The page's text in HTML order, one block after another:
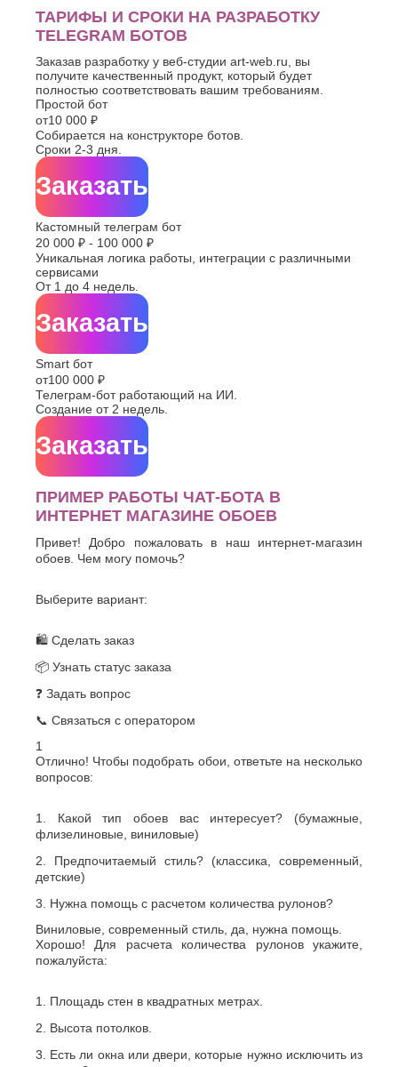
Москва
Мурманск
Муром
Мытищи
Н
Набережные
Челны
Нальчик
Невинномысск
Нефтекамск
Ш
Э
Электросталь
Энгельс
Я
Ялта
Ярославль
ТАРИФЫ И СРОКИ НА РАЗРАБОТКУ
TELEGRAM БОТОВ
Заказав разработку у веб-студии art-web.ru, вы
получите качественный продукт, который будет
полностью соответствовать вашим требованиям.
Простой бот
от10 000 ₽
Собирается на конструкторе ботов.
Сроки 2-3 дня.
Заказать
Кастомный телеграм бот
20 000 ₽ - 100 000 ₽
Уникальная логика работы, интеграции с различными
сервисами
От 1 до 4 недель.
Заказать
Smart бот
от100 000 ₽
Телеграм-бот работающий на ИИ.
Создание от 2 недель.
Заказать
ПРИМЕР РАБОТЫ ЧАТ-БОТА В
ИНТЕРНЕТ МАГАЗИНЕ ОБОЕВ
Привет! Добро пожаловать в наш интернет-магазин
обоев. Чем могу помочь?
Выберите вариант:
🛍 Сделать заказ
📦 Узнать статус заказа
❓ Задать вопрос
📞 Связаться с оператором
1
Отлично! Чтобы подобрать обои, ответьте на несколько
вопросов:
1. Какой тип обоев вас интересует? (бумажные,
флизелиновые, виниловые)
2. Предпочитаемый стиль? (классика, современный,
детские)
3. Нужна помощь с расчетом количества рулонов?
Виниловые, современный стиль, да, нужна помощь.
Хорошо! Для расчета количества рулонов укажите,
пожалуйста:
1. Площадь стен в квадратных метрах.
2. Высота потолков.
3. Есть ли окна или двери, которые нужно исключить из